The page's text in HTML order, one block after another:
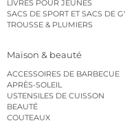
LIVRES POUR JEUNES
SACS DE SPORT ET SACS DE
TROUSSE & PLUMIERS
Maison & beauté
ACCESSOIRES DE BARBECUE
APRÈS-SOLEIL
USTENSILES DE CUISSON
BEAUTÉ
COUTEAUX